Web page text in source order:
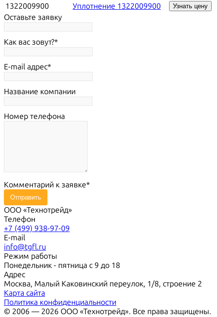
1322009900 Уплотнение 1322009900 Узнать цену
Оставьте заявку
Как вас зовут?
E-mail адрес
Название компании
Номер телефона
Комментарий к заявке
Отправить
ООО «Технотрейд»
Телефон
+7 (499) 938-97-09
E-mail
info@tgfl.ru
Режим работы
Понедельник - пятница с 9 до 18
Адрес
Москва, Малый Каковинский переулок, 1/8, строение 2
Карта сайта
Политика конфиденциальности
© 2006 — 2026 ООО «Технотрейд». Все права защищены.